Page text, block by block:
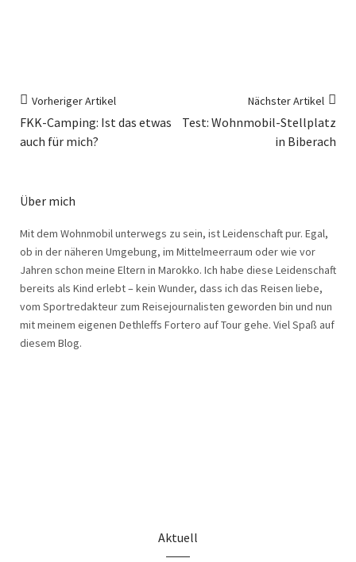
Vorheriger Artikel
FKK-Camping: Ist das etwas
auch für mich?
Nächster Artikel
Test: Wohnmobil-Stellplatz
in Biberach
Über mich
Mit dem Wohnmobil unterwegs zu sein, ist Leidenschaft pur. Egal,
ob in der näheren Umgebung, im Mittelmeerraum oder wie vor
Jahren schon meine Eltern in Marokko. Ich habe diese Leidenschaft
bereits als Kind erlebt – kein Wunder, dass ich das Reisen liebe,
vom Sportredakteur zum Reisejournalisten geworden bin und nun
mit meinem eigenen Dethleffs Fortero auf Tour gehe. Viel Spaß auf
diesem Blog.
Aktuell